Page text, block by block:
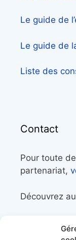
Le guide de
Le guide de
Liste des
Contact
Pour toute
partenariat,
Découvrez
librairie